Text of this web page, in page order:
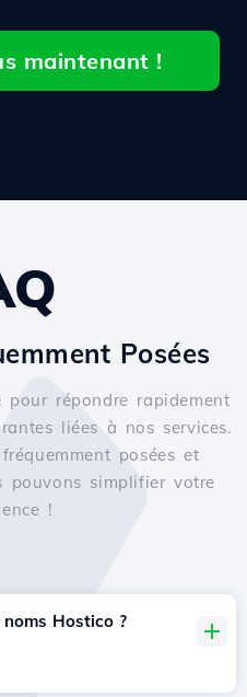
maintenant !
Posées
pour répondre rapidement
liées à nos services.
posées et
pouvons simplifier votre
!
Hostico ?